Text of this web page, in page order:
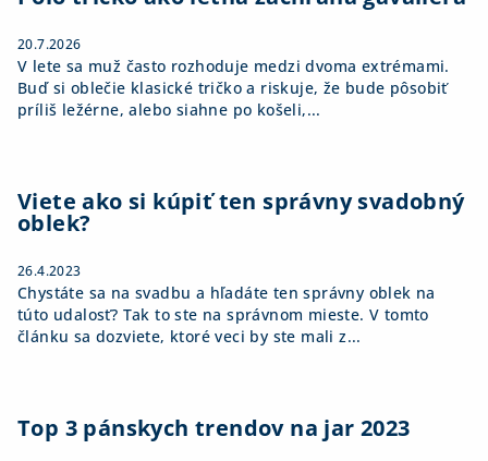
20.7.2026
V lete sa muž často rozhoduje medzi dvoma extrémami.
Buď si oblečie klasické tričko a riskuje, že bude pôsobiť
príliš ležérne, alebo siahne po košeli,...
Viete ako si kúpiť ten správny svadobný
oblek?
26.4.2023
Chystáte sa na svadbu a hľadáte ten správny oblek na
túto udalosť? Tak to ste na správnom mieste. V tomto
článku sa dozviete, ktoré veci by ste mali z...
Top 3 pánskych trendov na jar 2023